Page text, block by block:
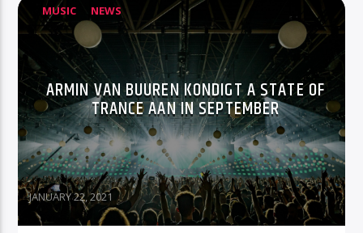
MUSIC NEWS
ARMIN VAN BUUREN KONDIGT A STATE OF
TRANCE AAN IN SEPTEMBER
JANUARY 22, 2021